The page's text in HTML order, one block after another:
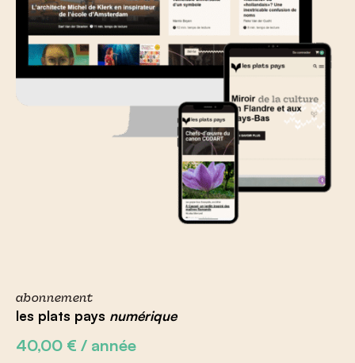
abonnement
les plats pays numérique
40,00 € / année